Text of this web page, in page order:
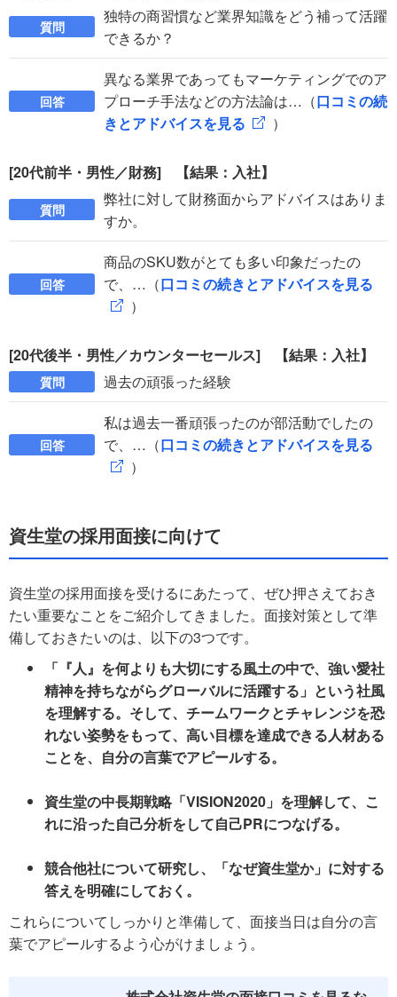
質問
独特の商習慣など業界知識をどう補って活躍
できるか？
回答
異なる業界であってもマーケティングでのア
プローチ手法などの方法論は…（口コミの続
きとアドバイスを見る
）
[20代前半・男性／財務] 【結果：入社】
質問
弊社に対して財務面からアドバイスはありま
すか。
回答
商品のSKU数がとても多い印象だったの
で、…（口コミの続きとアドバイスを見る
）
[20代後半・男性／カウンターセールス] 【結果：入社】
質問 過去の頑張った経験
回答
私は過去一番頑張ったのが部活動でしたの
で、…（口コミの続きとアドバイスを見る
）
資生堂の採用面接に向けて
資生堂の採用面接を受けるにあたって、ぜひ押さえておき
たい重要なことをご紹介してきました。面接対策として準
備しておきたいのは、以下の3つです。
「『人』を何よりも大切にする風土の中で、強い愛社
精神を持ちながらグローバルに活躍する」という社風
を理解する。そして、チームワークとチャレンジを恐
れない姿勢をもって、高い目標を達成できる人材ある
ことを、自分の言葉でアピールする。
資生堂の中長期戦略「VISION2020」を理解して、こ
れに沿った自己分析をして自己PRにつなげる。
競合他社について研究し、「なぜ資生堂か」に対する
答えを明確にしておく。
これらについてしっかりと準備して、面接当日は自分の言
葉でアピールするよう心がけましょう。